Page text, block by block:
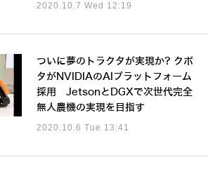
2020.10.7 Wed 12:19
ついに夢のトラクタが実現か? クボ
タがNVIDIAのAIプラットフォーム
採用 JetsonとDGXで次世代完全
無人農機の実現を目指す
2020.10.6 Tue 13:41